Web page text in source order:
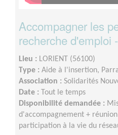
Accompagner les
recherche d'emploi
Lieu : LORIENT (56100)
Type : Aide à l'insertion,
Association : Solidarités
Date :
Tout le temps
Disponibilité demandée :
d'accompagnement +
participation à la vie du